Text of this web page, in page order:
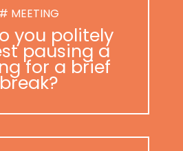
# MEETING
you politely
pausing a
for a brief
break?